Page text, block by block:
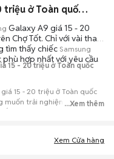
0 Samsung Galaxy A9 giá 15 - 20 triệu ở Toàn quốc máy bền đẹp đang bán 08/2026
Galaxy A9 giá 15 - 20
Chợ Tốt. Chỉ với vài thao
tìm thấy chiếc Samsung
hợp nhất với yêu cầu
15 - 20 triệu ở Toàn quốc
15 - 20 triệu ở Toàn quốc
muốn trải nghiệm dòng máy
lên đời máy, mang đến đa
thức máy và màu sắc.
...Xem thêm
Xem Cửa hàng